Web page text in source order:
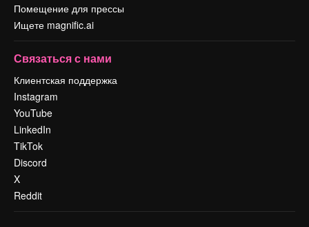
Помещение для прессы
Ищете magnific.ai
Связаться с нами
Клиентская поддержка
Instagram
YouTube
LinkedIn
TikTok
Discord
X
Reddit